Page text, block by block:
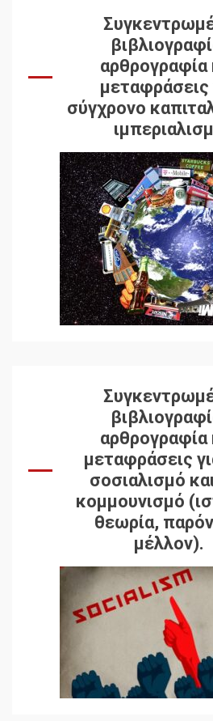
αρθρογραφία
μεταφράσεις
σύγχρονο
αρθρογραφία
μεταφράσεις
σοσιαλισμό
κομμουνισμό
θεωρία,
μέλλον).
Δωρεάν
ληστεία
λαών
Η ένδεια
σκέψης: Η